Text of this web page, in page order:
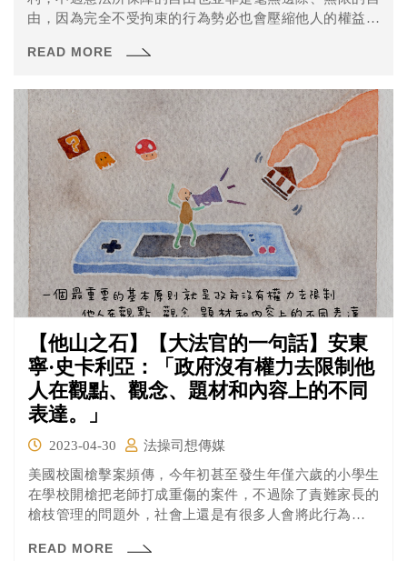
由，因為完全不受拘束的行為勢必也會壓縮他人的權益，
「憲法所保障人民的健康、安全、道德及福利免於受到侵
READ MORE
【他山之石】【大法官的一句話】安東
寧·史卡利亞：「政府沒有權力去限制他
人在觀點、觀念、題材和內容上的不同
表達。」
2023-04-30
法操司想傳媒
美國校園槍擊案頻傳，今年初甚至發生年僅六歲的小學生
在學校開槍把老師打成重傷的案件，不過除了責難家長的
槍枝管理的問題外，社會上還是有很多人會將此行為的產
了學生們的價值觀，像最近在美國佛羅里達州的公立學校
READ MORE